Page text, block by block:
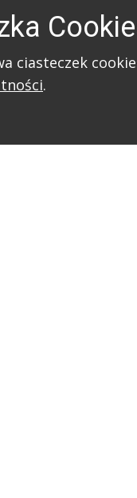
ciasteczek
.